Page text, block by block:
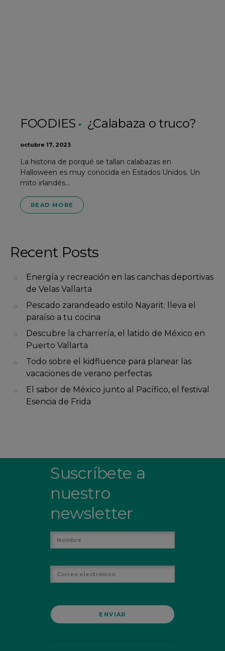
FOODIES ¿Calabaza o truco?
octubre 17, 2023
La historia de porqué se tallan calabazas en
Halloween es muy conocida en Estados Unidos. Un
mito irlandés…
READ MORE
Recent Posts
Energía y recreación en las canchas deportivas
de Velas Vallarta
Pescado zarandeado estilo Nayarit: lleva el
paraíso a tu cocina
Descubre la charrería, el latido de México en
Puerto Vallarta
Todo sobre el kidfluence para planear las
vacaciones de verano perfectas
El sabor de México junto al Pacífico, el festival
Esencia de Frida
Suscríbete a
nuestro
newsletter